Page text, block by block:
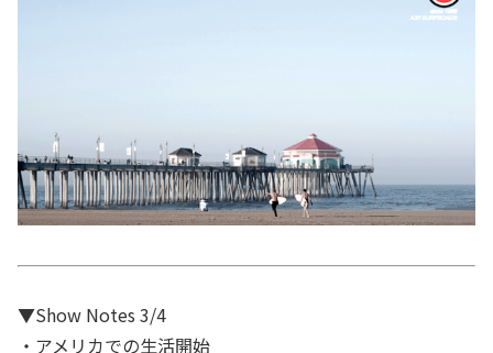
▼Show Notes 3/4
・アメリカでの生活開始